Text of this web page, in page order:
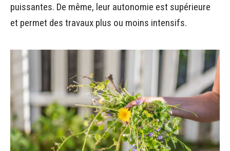
puissantes. De même, leur autonomie est supérieure
et permet des travaux plus ou moins intensifs.